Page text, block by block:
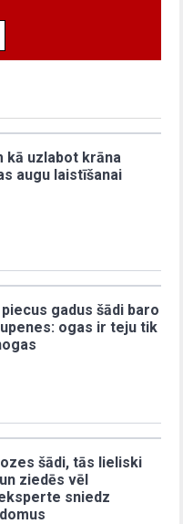
kā uzlabot krāna
augu laistīšanai
gadus šādi baro
ogas ir teju tik
šādi, tās lieliski
ziedēs vēl
sniedz